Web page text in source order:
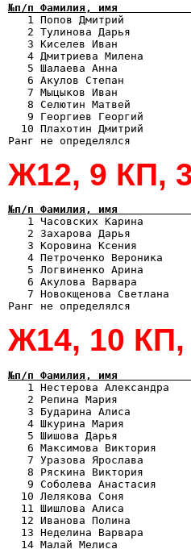
№п/п Фамилия, имя
1 Попов Дмитрий
2 Тулинова Дарья
3 Киселев Иван
4 Дмитриева Милена
5 Шалаева Анна
6 Акулов Степан
7 Мыцыков Иван
8 Селютин Матвей
9 Георгиев Георгий
10 Плахотин Дмитрий
Ж12, 9 КП,
№п/п Фамилия, имя
1 Часовских Карина
2 Захарова Дарья
3 Коровина Ксения
4 Петроченко Вероника
5 Логвиненко Арина
6 Акулова Варвара
7 Новокщенова
Ж14, 10 КП,
№п/п Фамилия, имя
1 Нестерова
2 Репина Мария
3 Бударина Алиса
4 Шкурина Мария
5 Шишова Дарья
6 Максимова Виктория
7 Уразова Ярослава
8 Ряскина Виктория
9 Соболева Анастасия
10 Лелякова Соня
11 Шишлова Алиса
12 Иванова Полина
13 Неделина Варвара
14 Малай Мелиса